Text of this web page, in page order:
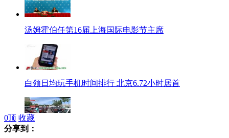
汤姆霍伯任第16届上海国际电影节主席
白领日均玩手机时间排行 北京6.72小时居首
0顶 收藏
分享到：